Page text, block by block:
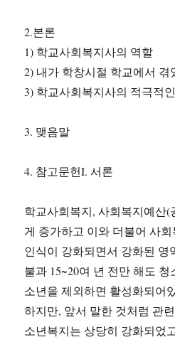
2.본론
1) 학교사회복지사의 역할
2) 내가 학창시절 학교에서 겪
3) 학교사회복지사의 적극적
3. 맺음말
4. 참고문헌Ι. 서론
학교사회복지, 사회복지예산(
게 증가하고 이와 더불어 사
인식이 강화되면서 강화된 영
불과 15~20여 년 전만 해도
소년을 제외하면 활성화되어
하지만, 앞서 말한 것처럼 관
소년복지는 상당히 강화되었